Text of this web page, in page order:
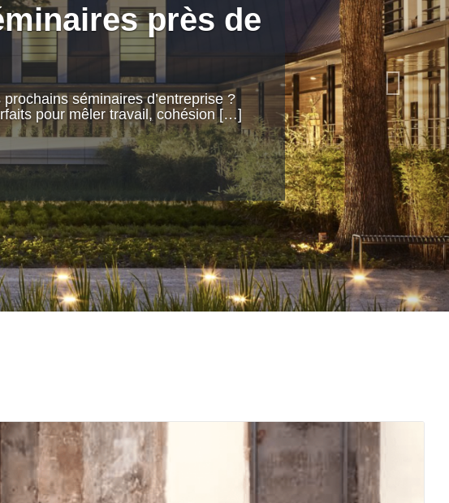
près de
séminaires d’entreprise ?
pour mêler travail, cohésion […]